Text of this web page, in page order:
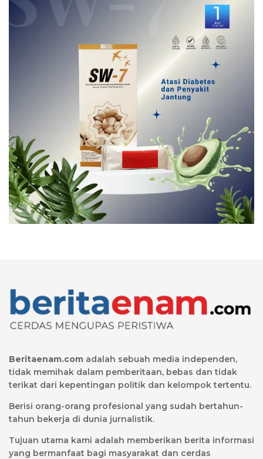
Beritaenam.com adalah sebuah media independen,
tidak memihak dalam pemberitaan, bebas dan tidak
terikat dari kepentingan politik dan kelompok tertentu.
Berisi orang-orang profesional yang sudah bertahun-
tahun bekerja di dunia jurnalistik.
Tujuan utama kami adalah memberikan berita informasi
yang bermanfaat bagi masyarakat dan cerdas